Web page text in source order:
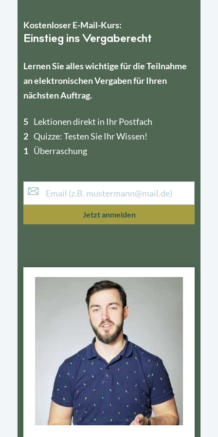
Kostenloser E-Mail-Kurs:
Einstieg ins Vergaberecht
Lernen Sie alles wichtige für die Teilnahme
an elektronischen Vergaben für Ihren
nächsten Auftrag.
5 Lektionen direkt in Ihr Postfach
2 Quizze: Testen Sie Ihr Wissen!
1 Überraschung
4
1
Jetzt anmelden